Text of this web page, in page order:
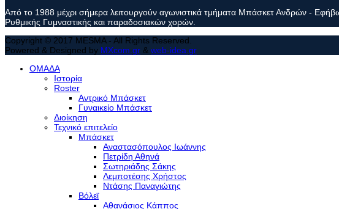
Από το 1988 μέχρι σήμερα λειτουργούν αγωνιστικά τμήματα Μπάσκετ Ανδρών -
Ρυθμικής Γυμναστικής και παραδοσιακών χορών.
Copyright © 2017 MESMA - All Rights Reserved.
Powered & Designed by MXcom.gr & web-idea.gr
ΟΜΑΔΑ
Ιστορία
Roster
Αντρικό Μπάσκετ
Γυναικείο Μπάσκετ
Διοίκηση
Τεχνικό επιτελείο
Μπάσκετ
Αναστασόπουλος Ιωάννης
Πετρίδη Αθηνά
Σωτηριάδης Σάκης
Λεμποτέσης Χρήστος
Ντάσης Παναγιώτης
Βόλεϊ
Αθανάσιος Κάππος